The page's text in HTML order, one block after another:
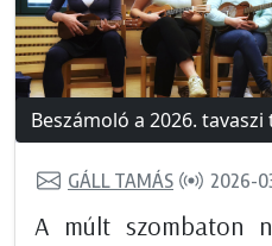
Beszámoló a 2026.
GÁLL TAMÁS 2026-
A múlt szombaton